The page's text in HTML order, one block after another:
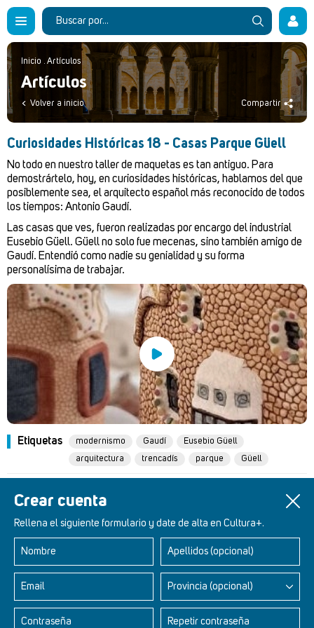
Crear cuenta
Rellena el siguiente formulario y date de alta en Cultura+.
Nombre Apellidos (opcional)
Email Provincia (opcional)
Contraseña Repetir contraseña
Inicio . Artículos
Artículos
Volver a inicio Compartir
Curiosidades Históricas 18 - Casas Parque Güell
No todo en nuestro taller de maquetas es tan antiguo. Para
demostrártelo, hoy, en curiosidades históricas, hablamos del que
posiblemente sea, el arquitecto español más reconocido de todos
los tiempos: Antonio Gaudí.
Las casas que ves, fueron realizadas por encargo del industrial
Eusebio Güell. Güell no solo fue mecenas, sino también amigo de
Gaudí. Entendió como nadie su genialidad y su forma
personalísima de trabajar.
Etiquetas modernismo Gaudí
Eusebio Güell
arquitectura
trencadís parque Güell
Retablos Renacentistas Este de León